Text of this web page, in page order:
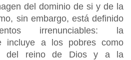
del dominio de si y de la
sin embargo, está definido
irrenunciables: la
incluye a los pobres como
del reino de Dios y a la